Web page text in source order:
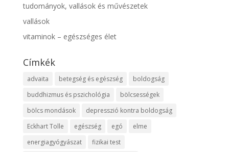
tudományok, vallások és művészetek
vallások
vitaminok – egészséges élet
Címkék
advaita betegség és egészség
boldogság
buddhizmus és pszichológia
bölcsességek
bölcs mondások
depresszió kontra boldogság
Eckhart Tolle
egészség egó
elme
energiagyógyászat
fizikai test